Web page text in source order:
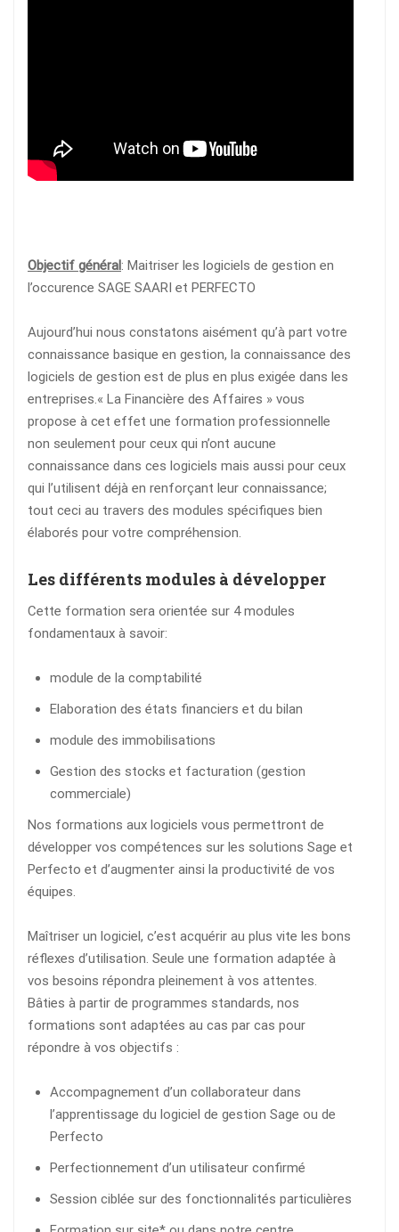
Objectif général: Maitriser les logiciels de gestion en
l’occurence SAGE SAARI et PERFECTO
Aujourd’hui nous constatons aisément qu’à part votre
connaissance basique en gestion, la connaissance des
logiciels de gestion est de plus en plus exigée dans les
entreprises.« La Financière des Affaires » vous
propose à cet effet une formation professionnelle
non seulement pour ceux qui n’ont aucune
connaissance dans ces logiciels mais aussi pour ceux
qui l’utilisent déjà en renforçant leur connaissance;
tout ceci au travers des modules spécifiques bien
élaborés pour votre compréhension.
Les différents modules à développer
Cette formation sera orientée sur 4 modules
fondamentaux à savoir:
module de la comptabilité
Elaboration des états financiers et du bilan
module des immobilisations
Gestion des stocks et facturation (gestion
commerciale)
Nos formations aux logiciels vous permettront de
développer vos compétences sur les solutions Sage et
Perfecto et d’augmenter ainsi la productivité de vos
équipes.
Maîtriser un logiciel, c’est acquérir au plus vite les bons
réflexes d’utilisation. Seule une formation adaptée à
vos besoins répondra pleinement à vos attentes.
Bâties à partir de programmes standards, nos
formations sont adaptées au cas par cas pour
répondre à vos objectifs :
Accompagnement d’un collaborateur dans
l’apprentissage du logiciel de gestion Sage ou de
Perfecto
Perfectionnement d’un utilisateur confirmé
Session ciblée sur des fonctionnalités particulières